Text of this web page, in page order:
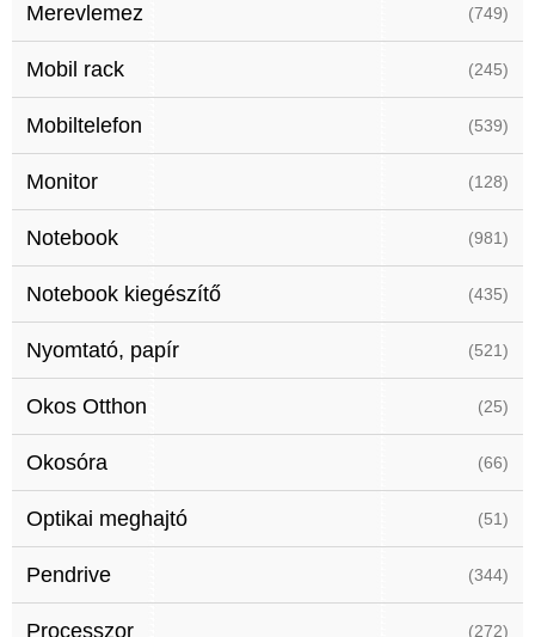
Merevlemez (749)
Mobil rack (245)
Mobiltelefon (539)
Monitor (128)
Notebook (981)
Notebook kiegészítő (435)
Nyomtató, papír (521)
Okos Otthon (25)
Okosóra (66)
Optikai meghajtó (51)
Pendrive (344)
Processzor (272)